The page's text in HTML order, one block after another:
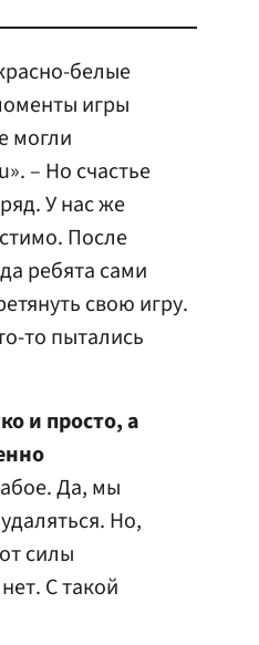
белые
игры
могли
– Но счастье
У нас же
После
ребята сами
свою игру.
то пытались
и просто, а
Да, мы
Но,
силы
С такой